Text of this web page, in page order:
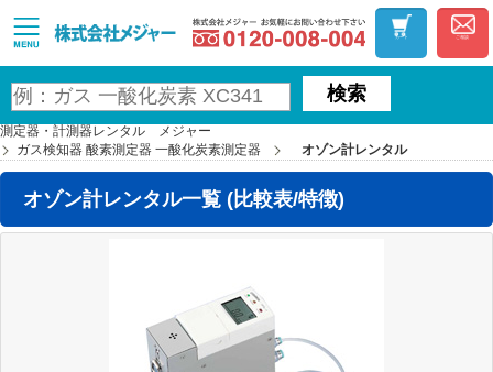
MAJOR
お気軽にお問
カート ご相談
検索
測定器・計測器レンタル メジャー
ガス検知器 酸素測定器 一酸化炭素測定器
オゾン計レンタル
オゾン計レンタル一覧 (比較表/特徴)